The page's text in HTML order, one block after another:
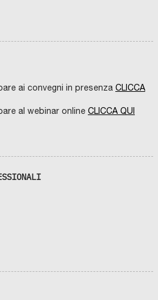
ai convegni in presenza CLICCA
al webinar online CLICCA QUI